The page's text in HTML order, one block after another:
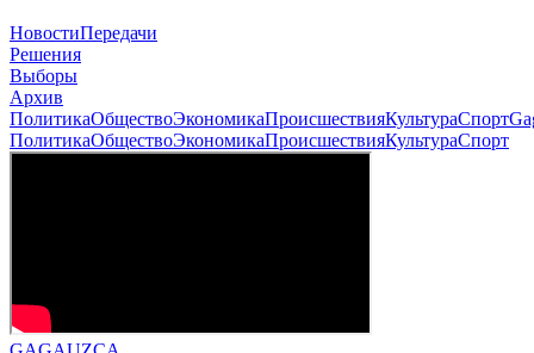
НовостиПередачи
Решения
Выборы
Архив
ПолитикаОбществоЭкономикаПроисшествияКультураСпорт
ПолитикаОбществоЭкономикаПроисшествияКультураСпорт